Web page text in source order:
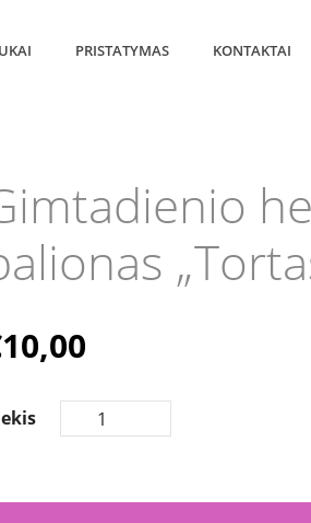
PRISTATYMAS KONTAKTAI
10,00